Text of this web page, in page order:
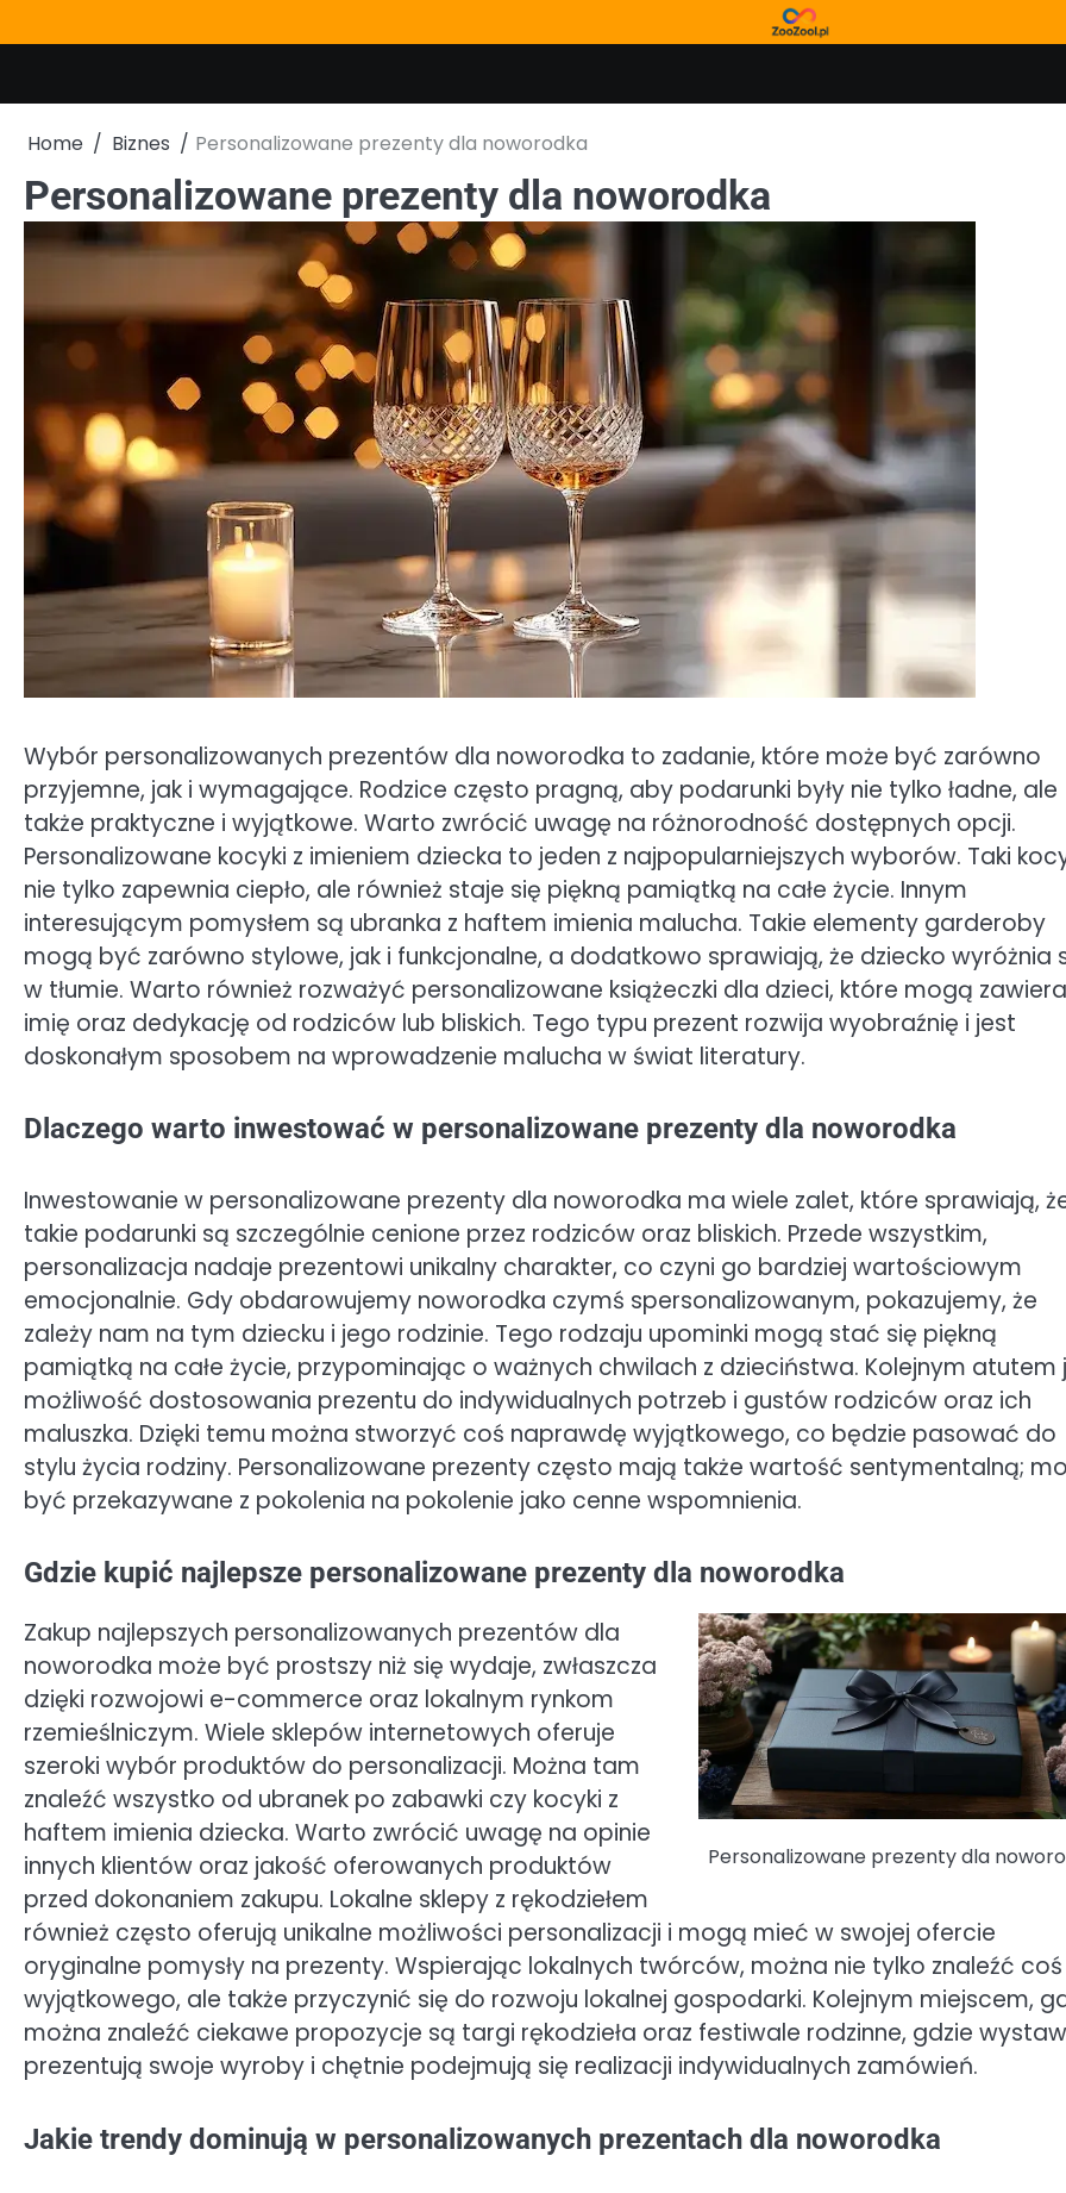
to
Home Biznes Personalizowane prezenty dla noworodka
Personalizowane prezenty dla noworodka
Wybór personalizowanych prezentów dla noworodka to zadanie, które może być zarówno
przyjemne, jak i wymagające. Rodzice często pragną, aby podarunki były nie tylko ładne, ale
także praktyczne i wyjątkowe. Warto zwrócić uwagę na różnorodność dostępnych opcji.
Personalizowane kocyki z imieniem dziecka to jeden z najpopularniejszych wyborów. Taki
nie tylko zapewnia ciepło, ale również staje się piękną pamiątką na całe życie. Innym
interesującym pomysłem są ubranka z haftem imienia malucha. Takie elementy garderoby
mogą być zarówno stylowe, jak i funkcjonalne, a dodatkowo sprawiają, że dziecko wyróżnia
w tłumie. Warto również rozważyć personalizowane książeczki dla dzieci, które mogą
imię oraz dedykację od rodziców lub bliskich. Tego typu prezent rozwija wyobraźnię i jest
doskonałym sposobem na wprowadzenie malucha w świat literatury.
Dlaczego warto inwestować w personalizowane prezenty dla noworodka
Inwestowanie w personalizowane prezenty dla noworodka ma wiele zalet, które sprawiają,
takie podarunki są szczególnie cenione przez rodziców oraz bliskich. Przede wszystkim,
personalizacja nadaje prezentowi unikalny charakter, co czyni go bardziej wartościowym
emocjonalnie. Gdy obdarowujemy noworodka czymś spersonalizowanym, pokazujemy, że
zależy nam na tym dziecku i jego rodzinie. Tego rodzaju upominki mogą stać się piękną
pamiątką na całe życie, przypominając o ważnych chwilach z dzieciństwa. Kolejnym atutem
możliwość dostosowania prezentu do indywidualnych potrzeb i gustów rodziców oraz ich
maluszka. Dzięki temu można stworzyć coś naprawdę wyjątkowego, co będzie pasować do
stylu życia rodziny. Personalizowane prezenty często mają także wartość sentymentalną;
być przekazywane z pokolenia na pokolenie jako cenne wspomnienia.
Gdzie kupić najlepsze personalizowane prezenty dla noworodka
Personalizowane prezenty dla
Zakup najlepszych personalizowanych prezentów dla
noworodka może być prostszy niż się wydaje, zwłaszcza
dzięki rozwojowi e-commerce oraz lokalnym rynkom
rzemieślniczym. Wiele sklepów internetowych oferuje
szeroki wybór produktów do personalizacji. Można tam
znaleźć wszystko od ubranek po zabawki czy kocyki z
haftem imienia dziecka. Warto zwrócić uwagę na opinie
innych klientów oraz jakość oferowanych produktów
przed dokonaniem zakupu. Lokalne sklepy z rękodziełem
również często oferują unikalne możliwości personalizacji i mogą mieć w swojej ofercie
oryginalne pomysły na prezenty. Wspierając lokalnych twórców, można nie tylko znaleźć coś
wyjątkowego, ale także przyczynić się do rozwoju lokalnej gospodarki. Kolejnym miejscem,
można znaleźć ciekawe propozycje są targi rękodzieła oraz festiwale rodzinne, gdzie
prezentują swoje wyroby i chętnie podejmują się realizacji indywidualnych zamówień.
Jakie trendy dominują w personalizowanych prezentach dla noworodka